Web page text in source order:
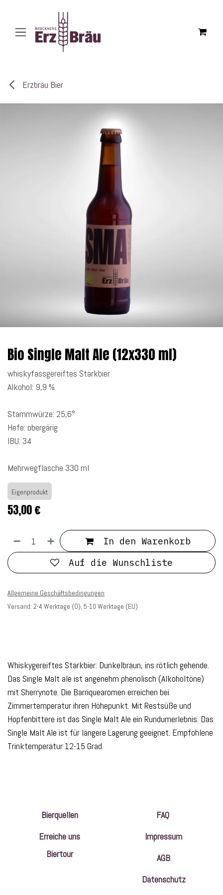
Erzbräu Bier
Bio Single Malt Ale (12x330 ml)
whiskyfassgereiftes Starkbier
Alkohol: 9,9 %
Stammwürze: 25,6°
Hefe: obergärig
IBU: 34
Mehrwegflasche 330 ml
Eigenprodukt
53,00€
In den Warenkorb
Auf die Wunschliste
Allgemeine Geschäftsbedingungen
Versand: 2-4 Werktage (Ö), 5-10 Werktage (EU)
Whiskygereiftes Starkbier: Dunkelbraun, ins rötlich gehende.
Das Single Malt ale ist angenehm phenolisch (Alkoholtöne)
mit Sherrynote. Die Barriquearomen erreichen bei
Zimmertemperatur ihren Höhepunkt. Mit Restsüße und
Hopfenbittere ist das Single Malt Ale ein Rundumerlebnis. Das
Single Malt Ale ist für längere Lagerung geeignet. Empfohlene
Trinktemperatur 12-15 Grad.
Bierquellen
Erreiche uns
Biertour
FAQ
Impressum
AGB
Datenschutz